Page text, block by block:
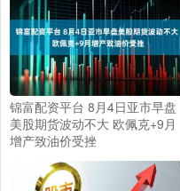
锦富配资平台 8月4日亚市早盘
美股期货波动不大 欧佩克+9月
增产致油价受挫